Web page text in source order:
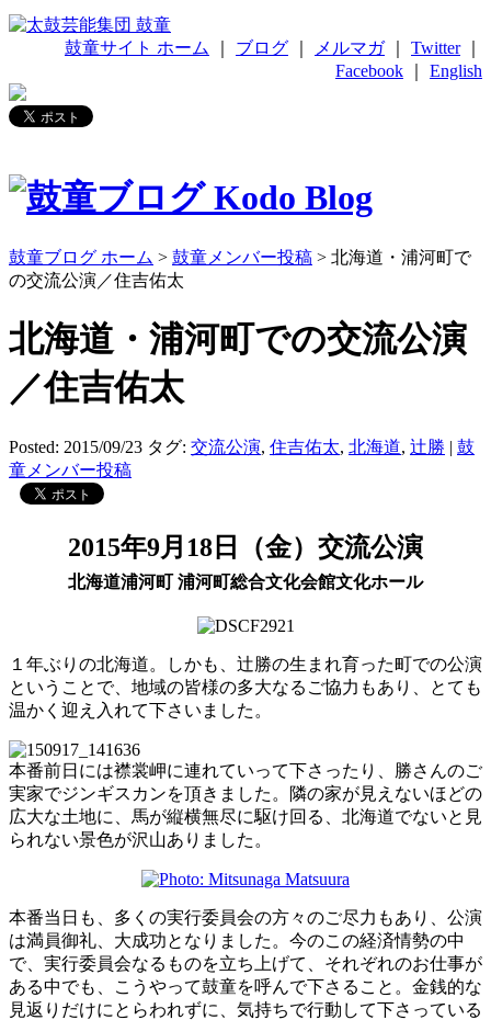
鼓童サイト ホーム ブログ メルマガ｜ Twitter｜
Facebook
English
鼓童ブログ ホーム > 鼓童メンバー投稿 > 北海道・浦河町で
の交流公演／住吉佑太
北海道・浦河町での交流公演
／住吉佑太
Posted: 2015/09/23 タグ: 交流公演, 住吉佑太, 北海道, 辻勝 | 鼓
童メンバー投稿
2015年9月18日（金）交流公演
北海道浦河町 浦河町総合文化会館文化ホール
１年ぶりの北海道。しかも、辻勝の生まれ育った町での公演
ということで、地域の皆様の多大なるご協力もあり、とても
温かく迎え入れて下さいました。
本番前日には襟裳岬に連れていって下さったり、勝さんのご
実家でジンギスカンを頂きました。隣の家が見えないほどの
広大な土地に、馬が縦横無尽に駆け回る、北海道でないと見
られない景色が沢山ありました。
本番当日も、多くの実行委員会の方々のご尽力もあり、公演
は満員御礼、大成功となりました。今のこの経済情勢の中
で、実行委員会なるものを立ち上げて、それぞれのお仕事が
ある中でも、こうやって鼓童を呼んで下さること。金銭的な
見返りだけにとらわれずに、気持ちで行動して下さっている